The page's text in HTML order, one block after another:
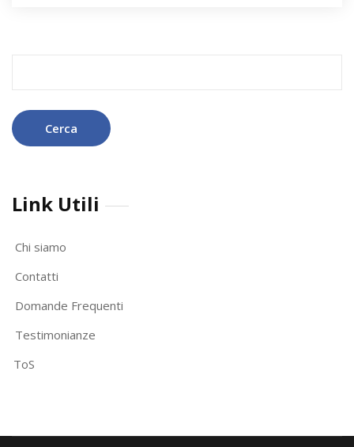
Link Utili
Chi siamo
Contatti
Domande Frequenti
Testimonianze
ToS